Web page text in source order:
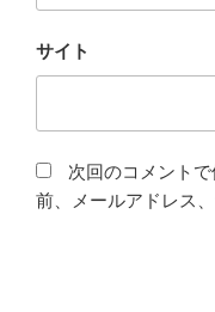
サイト
次回のコメント
前、メールアドレス